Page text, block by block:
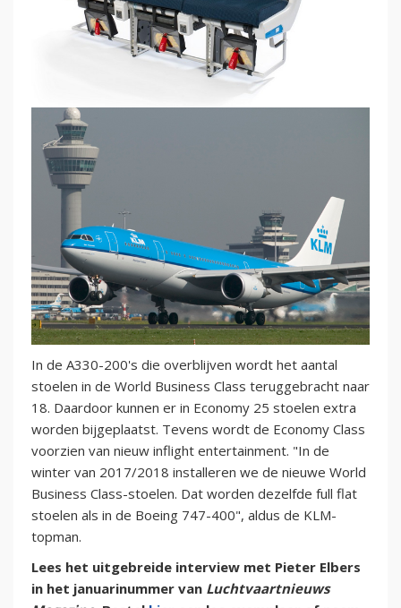
In de A330-200's die overblijven wordt het aantal
stoelen in de World Business Class teruggebracht naar
18. Daardoor kunnen er in Economy 25 stoelen extra
worden bijgeplaatst. Tevens wordt de Economy Class
voorzien van nieuw inflight entertainment. "In de
winter van 2017/2018 installeren we de nieuwe World
Business Class-stoelen. Dat worden dezelfde full flat
stoelen als in de Boeing 747-400", aldus de KLM-
topman.
Lees het uitgebreide interview met Pieter Elbers
in het januarinummer van Luchtvaartnieuws